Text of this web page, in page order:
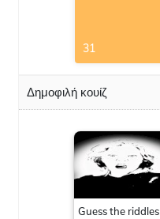
31
Δημοφιλή κουίζ
Guess the riddles